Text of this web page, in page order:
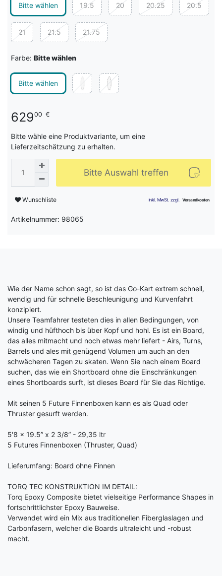
Bitte wählen 19.5 20 20.25 20.5
21 21.5 21.75
Farbe: Bitte wählen
Bitte wählen
62900 €
Bitte wähle eine Produktvariante, um eine
Lieferzeitschätzung zu erhalten.
Bitte Auswahl treffen
Wunschliste
Artikelnummer: 98065
Wie der Name schon sagt, so ist das Go-Kart extrem schnell,
wendig und für schnelle Beschleunigung und Kurvenfahrt
konzipiert.
Unsere Teamfahrer testeten dies in allen Bedingungen, von
windig und hüfthoch bis über Kopf und hohl. Es ist ein Board,
das alles mitmacht und noch etwas mehr liefert - Airs, Turns,
Barrels und ales mit genügend Volumen um auch an den
schwächeren Tagen zu skaten. Wenn Sie nach einem Board
suchen, das wie ein Shortboard ohne die Einschränkungen
eines Shortboards surft, ist dieses Board für Sie das Richtige.
Mit seinen 5 Future Finnenboxen kann es als Quad oder
Thruster gesurft werden.
5'8 x 19.5” x 2 3/8” - 29,35 ltr
5 Futures Finnenboxen (Thruster, Quad)
Lieferumfang: Board ohne Finnen
TORQ TEC KONSTRUKTION IM DETAIL:
Torq Epoxy Composite bietet vielseitige Performance Shapes in
fortschrittlichster Epoxy Bauweise.
Verwendet wird ein Mix aus traditionellen Fiberglaslagen und
Carbonfasern, welcher die Boards ultraleicht und -robust
macht.